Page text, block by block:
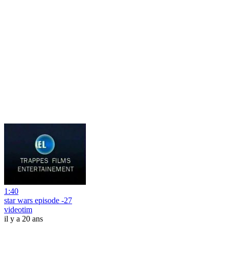
1:40
star wars episode -27
videotim
il y a 20 ans